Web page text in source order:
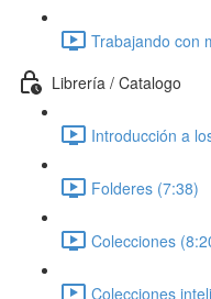
Trabajando con
Librería / Catalogo
Introducción a
Folderes (7:38)
Colecciones
Colecciones